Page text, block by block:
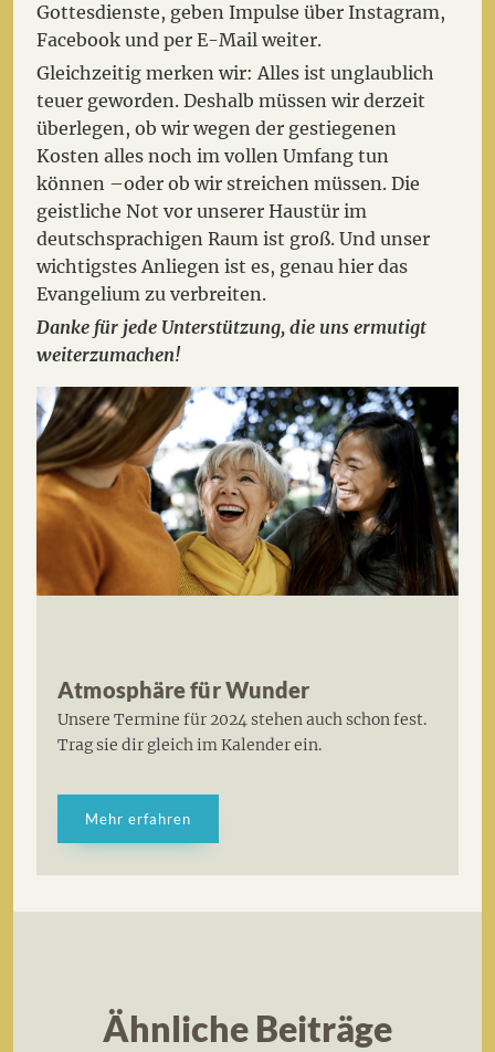
Gottesdienste, geben Impulse über Instagram,
Facebook und per E-Mail weiter.
Gleichzeitig merken wir: Alles ist unglaublich
teuer geworden. Deshalb müssen wir derzeit
überlegen, ob wir wegen der gestiegenen
Kosten alles noch im vollen Umfang tun
können –oder ob wir streichen müssen. Die
geistliche Not vor unserer Haustür im
deutschsprachigen Raum ist groß. Und unser
wichtigstes Anliegen ist es, genau hier das
Evangelium zu verbreiten.
Danke für jede Unterstützung, die uns ermutigt
weiterzumachen!
Atmosphäre für Wunder
Unsere Termine für 2024 stehen auch schon fest.
Trag sie dir gleich im Kalender ein.
Mehr erfahren
Ähnliche Beiträge